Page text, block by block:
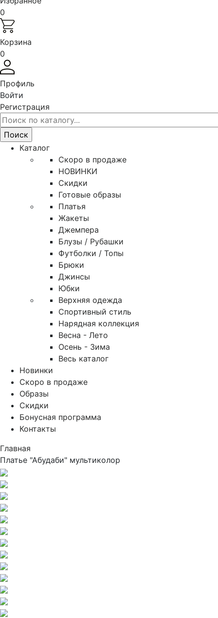
0
Корзина
0
Профиль
Войти
Регистрация
Каталог
Скоро в продаже
НОВИНКИ
Скидки
Готовые образы
Платья
Жакеты
Джемпера
Блузы / Рубашки
Футболки / Топы
Брюки
Джинсы
Юбки
Верхняя одежда
Спортивный стиль
Нарядная коллекция
Весна - Лето
Осень - Зима
Весь каталог
Новинки
Скоро в продаже
Образы
Скидки
Бонусная программа
Контакты
Главная
Платье "Абудаби" мультиколор